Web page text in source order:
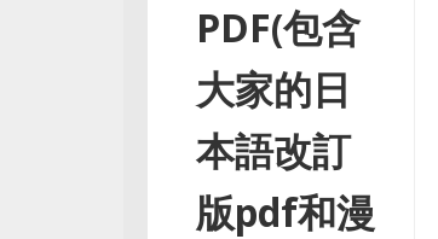
PDF(包含
大家的日
本語改訂
版pdf和漫